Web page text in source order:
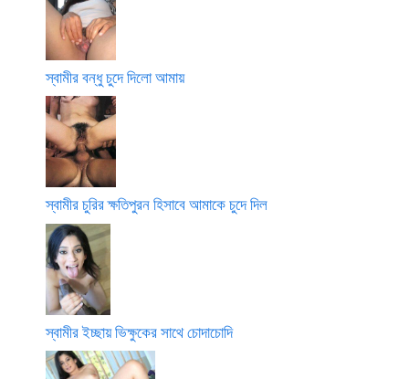
স্বামীর বন্ধু চুদে দিলো আমায়
স্বামীর চুরির ক্ষতিপুরন হিসাবে আমাকে চুদে দিল
স্বামীর ইচ্ছায় ভিক্ষুকের সাথে চোদাচোদি